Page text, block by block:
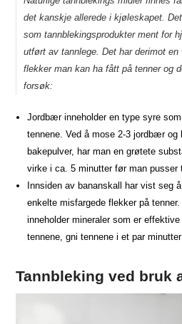
det kanskje allerede i kjøleskapet.
som tannblekingsprodukter ment for
utført av tannlege. Det har derimot
flekker man kan ha fått på tenner og
forsøk:
Jordbær inneholder en type syre
tennene. Ved å mose 2-3 jordbær og
bakepulver, har man en grøtete
virke i ca. 5 minutter før man pusser
Innsiden av bananskall har vist seg
enkelte misfargede flekker på
inneholder mineraler som er
tennene, gni tennene i et par
Tannbleking ved bruk